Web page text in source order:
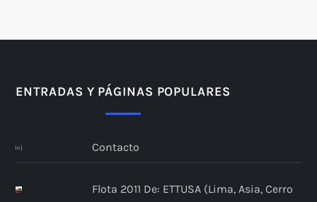
ENTRADAS Y PÁGINAS POPULARES
Contacto
Flota 2011 De: ETTUSA (Lima, Asia, Cerro